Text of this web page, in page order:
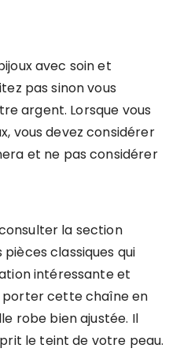
avec soin et
pas sinon vous
argent. Lorsque vous
vous devez considérer
et ne pas considérer
la section
classiques qui
intéressante et
porter cette chaîne en
robe bien ajustée. Il
le teint de votre peau.